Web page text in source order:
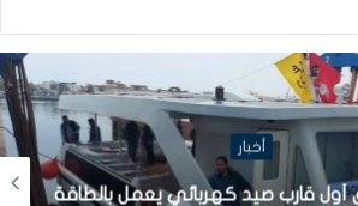
أخبار
قارب صيد كهربائي يعمل بالطاقة